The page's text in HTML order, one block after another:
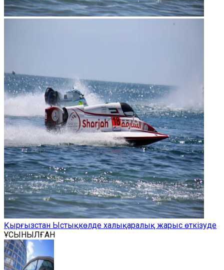
Қырғызстан Ыстықкөлде халықаралық жарыс өткізуде
ҰСЫНЫЛҒАН